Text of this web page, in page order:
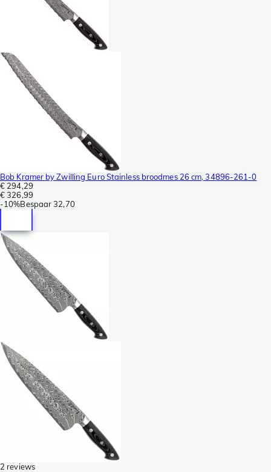
Bob Kramer by Zwilling Euro Stainless broodmes 26 cm, 34896-261-0
€ 294,29
€ 326,99
-10%Bespaar 32,70
2 reviews